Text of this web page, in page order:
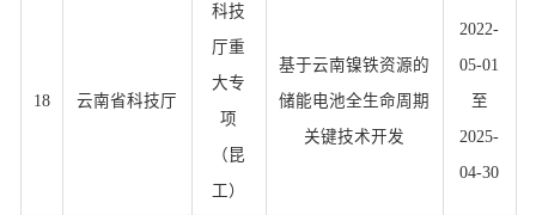
18 云南省科技厅
科技
厅重
大专
项
（昆
工）
基于云南镍铁资源的
储能电池全生命周期
关键技术开发
2022-
05-01
至
2025-
04-30